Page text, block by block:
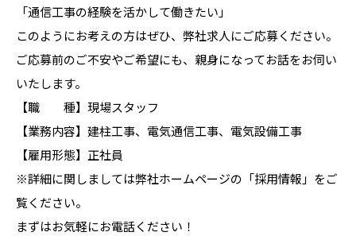
「通信工事の経験を活かして働きたい」
このようにお考えの方はぜひ、弊社求人にご応募ください。
ご応募前のご不安やご希望にも、親身になってお話をお伺い
いたします。
【職 種】現場スタッフ
【業務内容】建柱工事、電気通信工事、電気設備工事
【雇用形態】正社員
※詳細に関しましては弊社ホームページの「採用情報」をご
覧ください。
まずはお気軽にお電話ください！